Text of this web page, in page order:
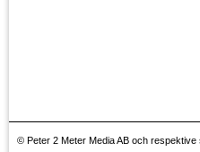
© Peter 2 Meter Media AB och respektive